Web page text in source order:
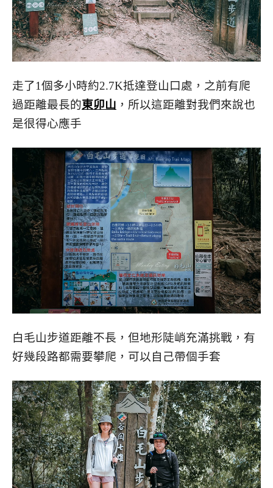
走了1個多小時約2.7K抵達登山口處，之前有爬
過距離最長的東卯山 ，所以這距離對我們來說也
是很得心應手
白毛山步道距離不長，但地形陡峭充滿挑戰，有
好幾段路都需要攀爬，可以自己帶個手套